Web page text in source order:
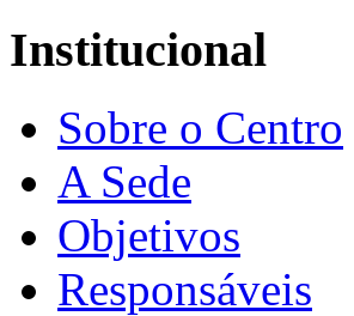
Institucional
Sobre o Centro
A Sede
Objetivos
Responsáveis